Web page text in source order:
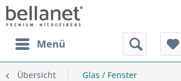
Menü
Übersicht Glas / Fenster